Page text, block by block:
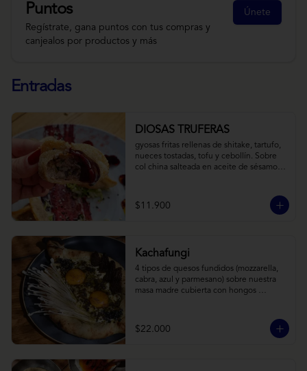
Puntos
Regístrate, gana puntos con tus compras y
canjealos por productos y más
Únete
Entradas
DIOSAS TRUFERAS
gyosas fritas rellenas de shitake, tartufo,
nueces tostadas, tofu y cebollín. Sobre
col china salteada en aceite de sésamo,
$11.900
Kachafungi
4 tipos de quesos fundidos (mozzarella,
cabra, azul y parmesano) sobre nuestra
masa madre cubierta con hongos
frescas y pequeños toques de
chimichurri.
$22.000